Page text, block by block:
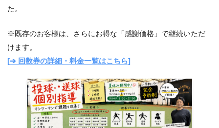
た。
※既存のお客様は、さらにお得な「感謝価格」で継続いただ
けます。
[➔ 回数券の詳細・料金一覧はこちら]